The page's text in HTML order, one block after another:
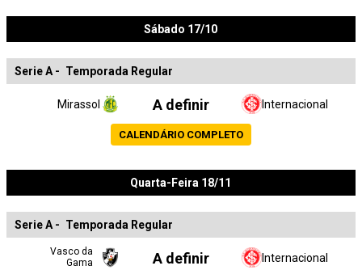
Sábado 17/10
Serie A - Temporada Regular
Mirassol A definir Internacional
CALENDÁRIO COMPLETO
Quarta-Feira 18/11
Serie A - Temporada Regular
Vasco da
Gama
A definir Internacional